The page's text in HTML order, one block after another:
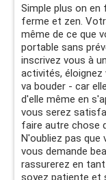
Simple plus on
ferme et zen.
même de ce que
portable sans
inscrivez vous à
activités, éloignez
va bouder - car
d'elle même en
vous serez
faire autre chose
N'oubliez pas que
vous demande
rassurerez en
soyez patiente et